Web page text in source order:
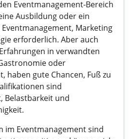
Eventmanagement-Bereich
Ausbildung oder ein
Marketing
erforderlich. Aber auch
in verwandten
oder
haben gute Chancen, Fuß zu
sind
Belastbarkeit und
im Eventmanagement sind